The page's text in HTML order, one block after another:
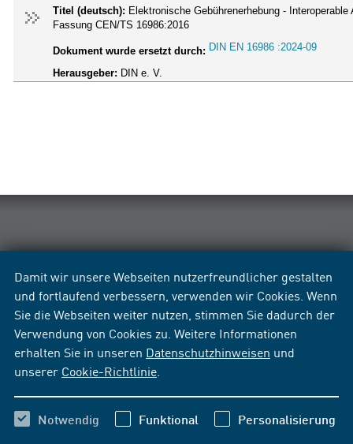
Damit wir unsere Webseiten nutzerfreundlicher gestalten
und fortlaufend verbessern, verwenden wir Cookies. Wenn
Sie die Webseiten weiter nutzen, stimmen Sie dadurch der
Verwendung von Cookies zu. Weitere Informationen
erhalten Sie in unseren Datenschutzhinweisen und
unserer Cookie-Richtlinie
Notwendig Funktional Personalisierung
Titel (deutsch): Elektronische Gebührenerhebung -
Fassung CEN/TS 16986:2016
Dokument wurde ersetzt durch: DIN EN 16986 :2024-09
Herausgeber: DIN e. V.